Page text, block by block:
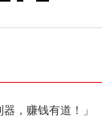
，赚钱有道！」